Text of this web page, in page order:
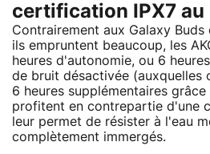
certification IPX7 au
Contrairement aux Galaxy Buds
ils empruntent beaucoup, les
heures d'autonomie, ou 6
de bruit désactivée (auxquelles
6 heures supplémentaires
profitent en contrepartie d'une
leur permet de résister à l'eau
complètement immergés.